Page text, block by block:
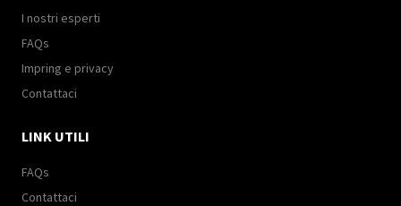
I nostri esperti
FAQs
Impring e privacy
Contattaci
LINK UTILI
FAQs
Contattaci